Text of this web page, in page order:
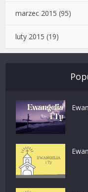
marzec 2015 (95)
luty 2015 (19)